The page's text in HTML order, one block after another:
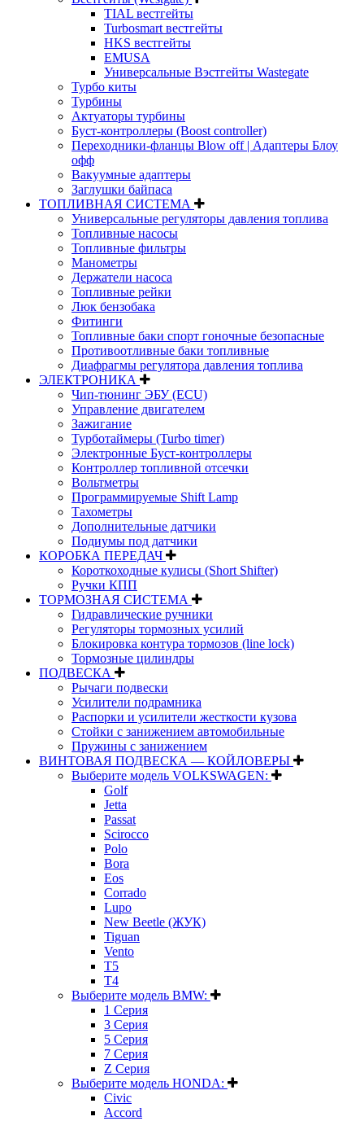
TIAL вестгейты
Turbosmart вестгейты
HKS вестгейты
EMUSA
Универсальные Вэстгейты Wastegate
Турбо киты
Турбины
Актуаторы турбины
Буст-контроллеры (Boost controller)
Переходники-фланцы Blow off | Адаптеры Блоу
офф
Вакуумные адаптеры
Заглушки байпаса
ТОПЛИВНАЯ СИСТЕМА
Универсальные регуляторы давления топлива
Топливные насосы
Топливные фильтры
Манометры
Держатели насоса
Топливные рейки
Люк бензобака
Фитинги
Топливные баки спорт гоночные безопасные
Противоотливные баки топливные
Диафрагмы регулятора давления топлива
ЭЛЕКТРОНИКА
Чип-тюнинг ЭБУ (ECU)
Управление двигателем
Зажигание
Турботаймеры (Turbo timer)
Электронные Буст-контроллеры
Контроллер топливной отсечки
Вольтметры
Программируемые Shift Lamp
Тахометры
Дополнительные датчики
Подиумы под датчики
КОРОБКА ПЕРЕДАЧ
Короткоходные кулисы (Short Shifter)
Ручки КПП
ТОРМОЗНАЯ СИСТЕМА
Гидравлические ручники
Регуляторы тормозных усилий
Блокировка контура тормозов (line lock)
Тормозные цилиндры
ПОДВЕСКА
Рычаги подвески
Усилители подрамника
Распорки и усилители жесткости кузова
Стойки с занижением автомобильные
Пружины с занижением
ВИНТОВАЯ ПОДВЕСКА — КОЙЛОВЕРЫ
Выберите модель VOLKSWAGEN:
Golf
Jetta
Passat
Scirocco
Polo
Bora
Eos
Corrado
Lupo
New Beetle (ЖУК)
Tiguan
Vento
T5
T4
Выберите модель BMW:
1 Серия
3 Серия
5 Серия
7 Серия
Z Серия
Выберите модель HONDA:
Civic
Accord